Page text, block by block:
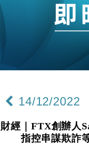
財經｜大摩削
持」評級
13:49
本地｜華嫂冰
中國｜強颱風
17:33
財經｜滙豐上
16:47
本地｜假冒內
損失近6900萬
14/12/2022
財經｜FTX創辦人
指控串謀欺詐